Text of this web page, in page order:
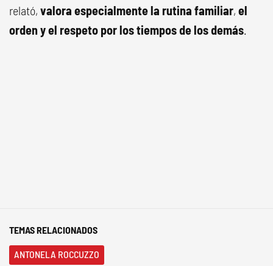
relató, valora especialmente la rutina familiar, el
orden y el respeto por los tiempos de los demás.
TEMAS RELACIONADOS
ANTONELA ROCCUZZO